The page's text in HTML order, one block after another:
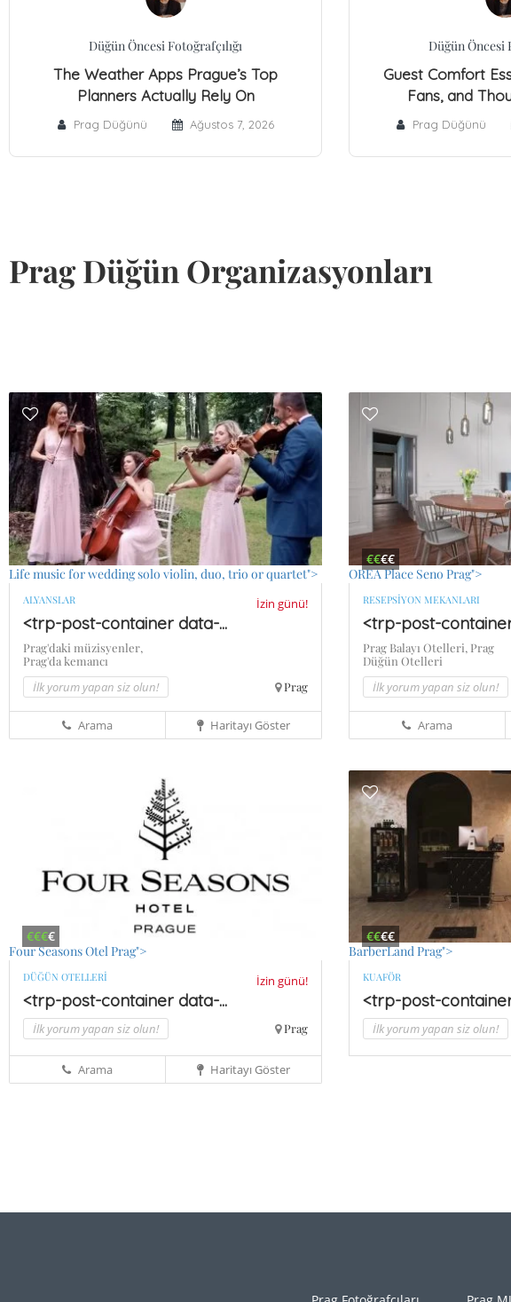
Düğün Öncesi Fotoğrafçılığı
The Weather Apps Prague’s Top
Planners Actually Rely On
Prag Düğünü Ağustos 7, 2026
Düğün Öncesi
Guest Comfort
Fans, and
Prag Düğünü
Prag Düğün Organizasyonları
Life music for wedding solo violin, duo, trio or quartet">
ALYANSLAR İzin günü!
<trp-post-container data-...
Prag'daki müzisyenler,
Prag'da kemancı
İlk yorum yapan siz olun! Prag
Arama Haritayı Göster
€€€€
OREA Place Seno Prag">
RESEPSIYON MEKANLARI
<trp-post-
Prag Balayı Otelleri, Prag
Düğün Otelleri
İlk yorum yapan siz olun!
Arama
€€€€
Four Seasons Otel Prag">
DÜĞÜN OTELLERI İzin günü!
<trp-post-container data-...
İlk yorum yapan siz olun! Prag
Arama Haritayı Göster
€€€€
BarberLand Prag">
KUAFÖR
<trp-post-
İlk yorum yapan siz olun!